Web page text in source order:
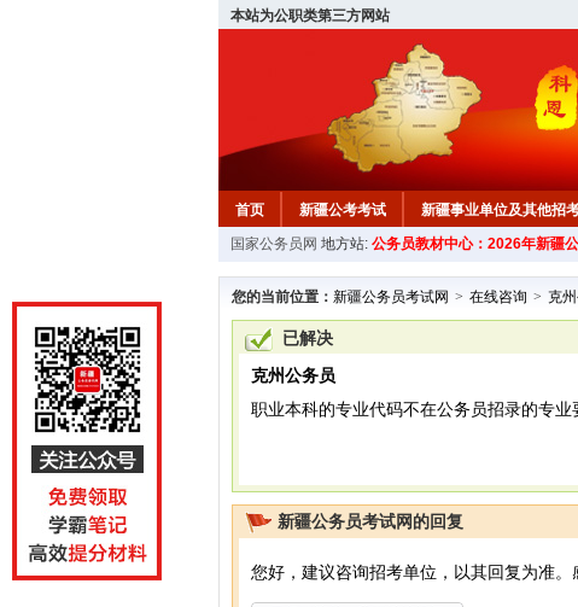
本站为公职类第三方网站
首页 新疆公考考试 新疆事业单位及其他招
新疆公务员行测试题 在线咨询 教材中心
国家公务员网 地方站: 公务员教材中心：2026年新疆
您的当前位置： 新疆公务员考试网 > 在线咨询 > 克
已解决
克州公务员
职业本科的专业代码不在公务员招录的专
新疆公务员考试网的回复
您好，建议咨询招考单位，以其回复为准。